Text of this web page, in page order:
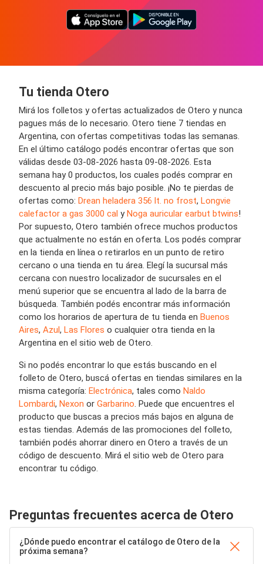
Tu tienda Otero
Mirá los folletos y ofertas actualizados de Otero y nunca
pagues más de lo necesario. Otero tiene 7 tiendas en
Argentina, con ofertas competitivas todas las semanas.
En el último catálogo podés encontrar ofertas que son
válidas desde 03-08-2026 hasta 09-08-2026. Esta
semana hay 0 productos, los cuales podés comprar en
descuento al precio más bajo posible. ¡No te pierdas de
ofertas como: Drean heladera 356 lt. no frost, Longvie
calefactor a gas 3000 cal yNoga auricular earbut btwins!
Por supuesto, Otero también ofrece muchos productos
que actualmente no están en oferta. Los podés comprar
en la tienda en línea o retirarlos en un punto de retiro
cercano o una tienda en tu área. Elegí la sucursal más
cercana con nuestro localizador de sucursales en el
menú superior que se encuentra al lado de la barra de
búsqueda. También podés encontrar más información
como los horarios de apertura de tu tienda en Buenos
Aires, Azul, Las Flores o cualquier otra tienda en la
Argentina en el sitio web de Otero.
Si no podés encontrar lo que estás buscando en el
folleto de Otero, buscá ofertas en tiendas similares en la
misma categoría: Electrónica, tales como Naldo
Lombardi, Nexon or Garbarino. Puede que encuentres el
producto que buscas a precios más bajos en alguna de
estas tiendas. Además de las promociones del folleto,
también podés ahorrar dinero en Otero a través de un
código de descuento. Mirá el sitio web de Otero para
encontrar tu código.
Preguntas frecuentes acerca de Otero
¿Dónde puedo encontrar el catálogo de Otero de la
próxima semana?